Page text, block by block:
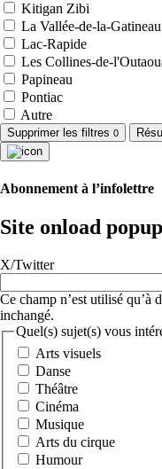
Kitigan Zibi
La Vallée-de-la-Gatineau
Lac-Rapide
Les Collines-de-
Papineau
Pontiac
Autre
Supprimer les filtres 0
Abonnement à l’infolettre
Site onload
X/Twitter
Ce champ n’est utilisé qu’à
inchangé.
Quel(s) sujet(s) vous
Arts visuels
Danse
Théâtre
Cinéma
Musique
Arts du cirque
Humour